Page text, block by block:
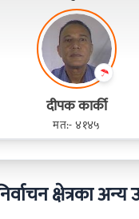
दीपक कार्की
मत:- ४१४५
क्षेत्रका